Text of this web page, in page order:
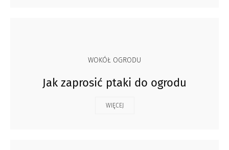
WOKÓŁ OGRODU
Jak zaprosić ptaki do ogrodu
WIĘCEJ